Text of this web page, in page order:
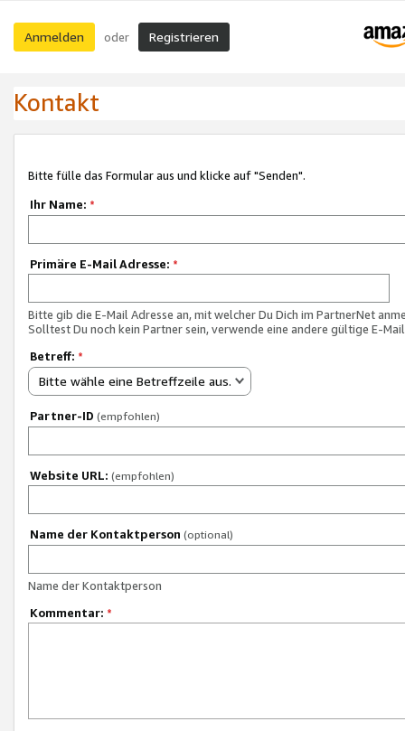
Anmelden oder Registrieren
Kontakt
Bitte fülle das Formular aus und klicke auf "Senden".
Ihr Name: *
Primäre E-Mail Adresse: *
Bitte gib die E-Mail Adresse an, mit welcher Du Dich im PartnerNet
Solltest Du noch kein Partner sein, verwende eine andere gültige E-
Betreff: *
Bitte wähle eine Betreffzeile aus.
Partner-ID (empfohlen)
Website URL: (empfohlen)
Name der Kontaktperson (optional)
Name der Kontaktperson
Kommentar: *